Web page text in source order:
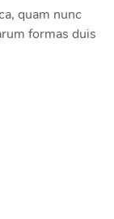
quam nunc
formas duis